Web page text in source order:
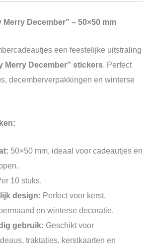
Merry December” – 50×50 mm
een feestelijke uitstraling
Merry December” stickers. Perfect
decemberverpakkingen en winterse
50×50 mm, ideaal voor cadeautjes en
10 stuks.
design: Perfect voor kerst,
en winterse decoratie.
gebruik: Geschikt voor
traktaties, kerstkaarten en